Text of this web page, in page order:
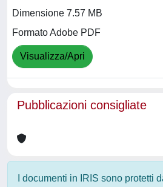
Dimensione 7.57 MB
Formato Adobe PDF
Visualizza/Apri
Pubblicazioni consigliate
I documenti in IRIS sono protetti